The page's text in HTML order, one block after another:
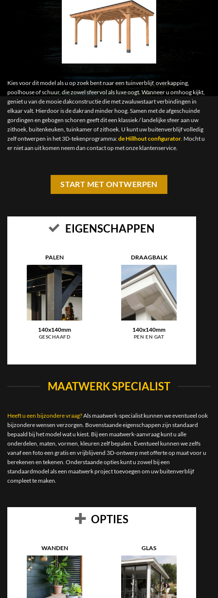
Kies voor dit model als u op zoek bent naar een tuinverblijf, overkapping,
poolhouse of schuur, die zowel sfeervol als luxe oogt. Wanneer u omhoog kijkt,
geniet u van de mooie dakconstructie die met zwaluwstaart verbindingen in
elkaar valt. Hierdoor is de dakrand minder hoog. Samen met de afgeschuinde
gordingen en gebogen schoren geeft dit een klassiek / landelijke sfeer aan uw
zithoek, buitenkeuken, tuinkamer of zithoek. U kunt uw buitenverblijf volledig
zelf ontwerpen in het 3D-tekenprogramma:de Hillhout configurator. Mocht u
er niet aan uit komen neem dan contact op met onze klantenservice.
START MET ONTWERPEN
EIGENSCHAPPEN
PALEN
140x140mm
GESCHAAFD
DRAAGBALK
140x140mm
PEN EN GAT
MAATWERK SPECIALIST
Heeft u een bijzondere vraag?Als maatwerk-specialist kunnen we eventueel ook
bijzondere wensen verzorgen. Bovenstaande eigenschappen zijn standaard
bepaald bij het model wat u kiest. Bij een maatwerk-aanvraag kunt u alle
onderdelen, maten, vormen, kleuren zelf bepalen. Eventueel kunnen we zelfs
vanaf een foto een gratis en vrijblijvend 3D-ontwerp met offerte op maat voor u
berekenen en tekenen. Onderstaande opties kunt u zowel bij een
standaardmodel als een maatwerk project toevoegen om uw buitenverblijf
compleet te maken.
OPTIES
WANDEN GLAS